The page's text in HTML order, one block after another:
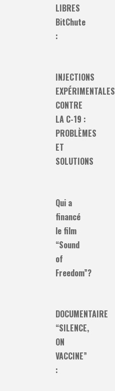
LIBRES
BitChute
:
INJECTIONS
EXPÉRIMENTALES
CONTRE
LA C-19 :
PROBLÈMES
ET
SOLUTIONS
Qui a
financé
le film
“Sound
of
Freedom”?
DOCUMENTAIRE
“SILENCE,
ON
VACCINE”
: